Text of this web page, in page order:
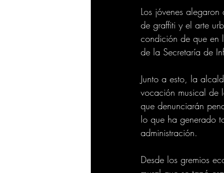
Los jóvenes
de graffiti y el arte
condición de que en
de la Secretaría de
Junto a esto, la
vocación musical de
que denunciarán
lo que ha generado
administración.
Desde los gremios